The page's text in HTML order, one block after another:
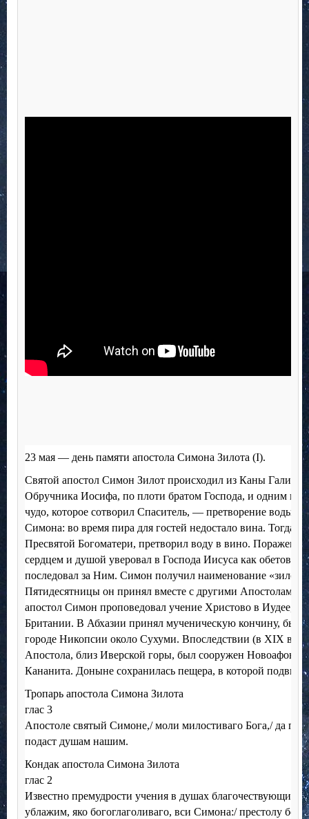
23 мая — день памяти апостола Симона Зилота (I).
Святой апостол Симон Зилот происходил из Каны
Обручника Иосифа, по плоти братом Господа, и одним из
чудо, которое сотворил Спаситель, — претворение воды в
Симона: во время пира для гостей недостало вина. Тогда
Пресвятой Богоматери, претворил воду в вино.
сердцем и душой уверовал в Господа Иисуса как
последовал за Ним. Симон получил наименование
Пятидесятницы он принял вместе с другими Апостолами
апостол Симон проповедовал учение Христово в Иудее,
Британии. В Абхазии принял мученическую кончину, был
городе Никопсии около Сухуми. Впоследствии (в XIX в.)
Апостола, близ Иверской горы, был сооружен
Кананита. Доныне сохранилась пещера, в которой
Тропарь апостола Симона Зилота
глас 3
Апостоле святый Симоне,/ моли милостиваго Бога,/ да
подаст душам нашим.
Кондак апостола Симона Зилота
глас 2
Известно премудрости учения в душах благочествующих
ублажим, яко богоглаголиваго, вси Симона:/ престолу бо